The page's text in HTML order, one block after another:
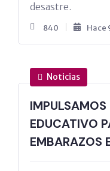
desastre.
840 Hace
Noticias
IMPULSAMOS
EDUCATIVO
EMBARAZOS